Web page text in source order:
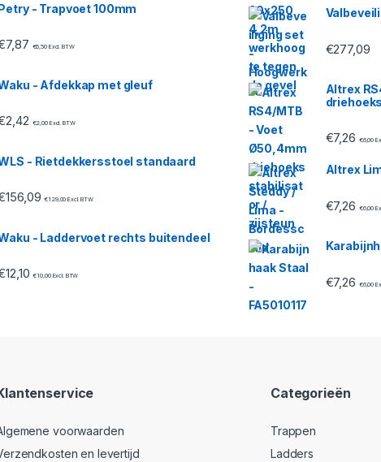
- Trapvoet 100mm
7,87 €6,50Excl. BTW
- Afdekkap met gleuf
2,42 €2,00Excl. BTW
- Rietdekkersstoel standaard
156,09 €129,00 Excl. BTW
- Laddervoet rechts buitendeel
12,10 €10,00Excl. BTW
€277,09
Altrex
€7,26 €6,00
Altrex
€7,26 €6,00
€7,26 €6,00
voorwaarden
en levertijd
Categorieën
Trappen
Ladders